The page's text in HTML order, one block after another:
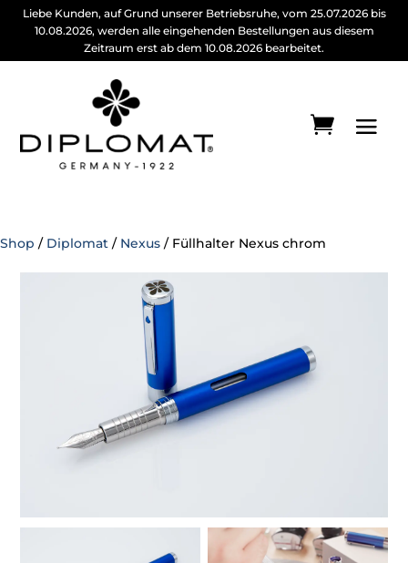
Liebe Kunden, auf Grund unserer Betriebsruhe, vom 25.07.2026 bis
10.08.2026, werden alle eingehenden Bestellungen aus diesem
Zeitraum erst ab dem 10.08.2026 bearbeitet.
Shop / Diplomat / Nexus / Füllhalter Nexus chrom